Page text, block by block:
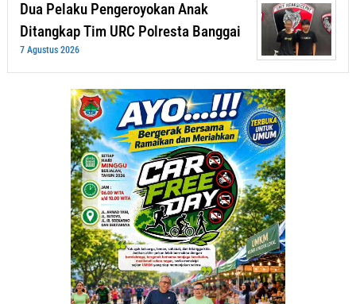
Dua Pelaku Pengeroyokan Anak
Ditangkap Tim URC Polresta Banggai
7 Agustus 2026